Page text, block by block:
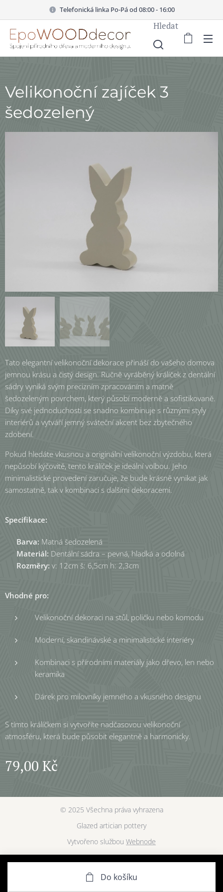
Telefonická linka Po-Pá od 08:00 - 16:00
Hledat
Velikonoční zajíček 3
šedozelený
Tato elegantní velikonoční dekorace přináší do vašeho domova
jemnou krásu a čistý design. Ručně vyráběný králíček z dentální
sádry vyniká svým precizním zpracováním a matně
šedozeleným povrchem, který působí moderně a sofistikovaně.
Díky své jednoduchosti se snadno kombinuje s různými styly
interiérů a vytváří jemný sváteční akcent bez zbytečného
zdobení.
Pokud hledáte vkusnou a originální velikonoční výzdobu, která
nepůsobí kýčovitě, tento králíček je ideální volbou. Jeho
minimalistické provedení zaručuje, že bude krásně vynikat jak
samostatně, tak v kombinaci s dalšími dekoracemi.
Specifikace:
Barva: Matná šedozelená
Materiál: Dentální sádra – pevná, hladká a odolná
Rozměry: v: 12cm š: 6,5cm h: 2,3cm
Vhodné pro:
Velikonoční dekoraci na stůl, poličku nebo komodu
Moderní, skandinávské a minimalistické interiéry
Kombinaci s přírodními materiály jako dřevo, len nebo
keramika
Dárek pro milovníky jemného a vkusného designu
S tímto králíčkem si vytvoříte nadčasovou velikonoční
atmosféru, která bude působit elegantně a harmonicky.
79,00 Kč
Do košíku
© 2025 Všechna práva vyhrazena
Glazed artician pottery
Vytvořeno službou Webnode